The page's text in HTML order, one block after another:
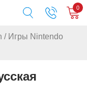
0
/ Игры Nintendo